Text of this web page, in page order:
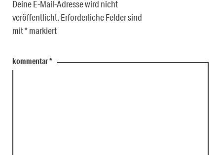
Deine E-Mail-Adresse wird nicht
veröffentlicht. Erforderliche Felder sind
mit*markiert
kommentar*